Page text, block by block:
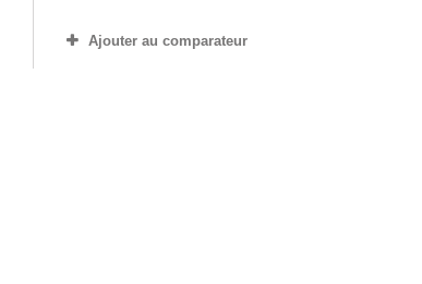
Ajouter au comparateur